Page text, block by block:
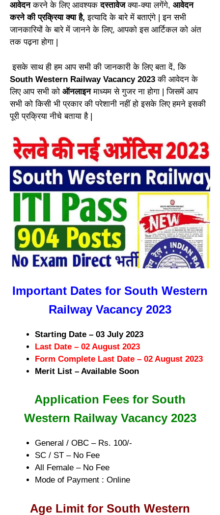
आवेदनकरने के लिए आवश्यक दस्तावेजक्या-क्या लगेंगे, आवेदन
करने की प्रक्रिया क्या है,इत्यादि के बारे में बताएंगे | इन सभी
जानकारियों के बारे में जानने के लिए, आपको इस आर्टिकल को अंत
तक पढ़ना होगा |
इसके साथ ही हम आप सभी की जानकारी के लिए बता दें, कि
South Western Railway Vacancy 2023 की आवेदन के
लिए आप सभी को ऑनलाइनमाध्यम से गुजर ना होगा | जिसमें आप
सभी को किसी भी प्रकार की परेशानी नहीं हो इसके लिए हमने इसकी
पूरी प्रक्रिया नीचे बताया है |
Important Dates for South Western
Railway Vacancy 2023
Starting Date – 03 July 2023
Last Date – 02 August 2023
Form Complete Last Date – 02 August 2023
Merit List – Available Soon
Application Fees for South
Western Railway Vacancy 2023
General / OBC – Rs. 100/-
SC / ST – No Fee
All Female – No Fee
Mode of Payment : Online
Age Limit for South Western